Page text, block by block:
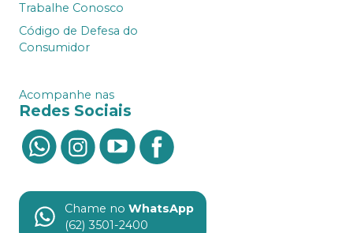
Trabalhe Conosco
Código de Defesa do
Consumidor
Acompanhe nas
Redes Sociais
Chame no WhatsApp
(62) 3501-2400